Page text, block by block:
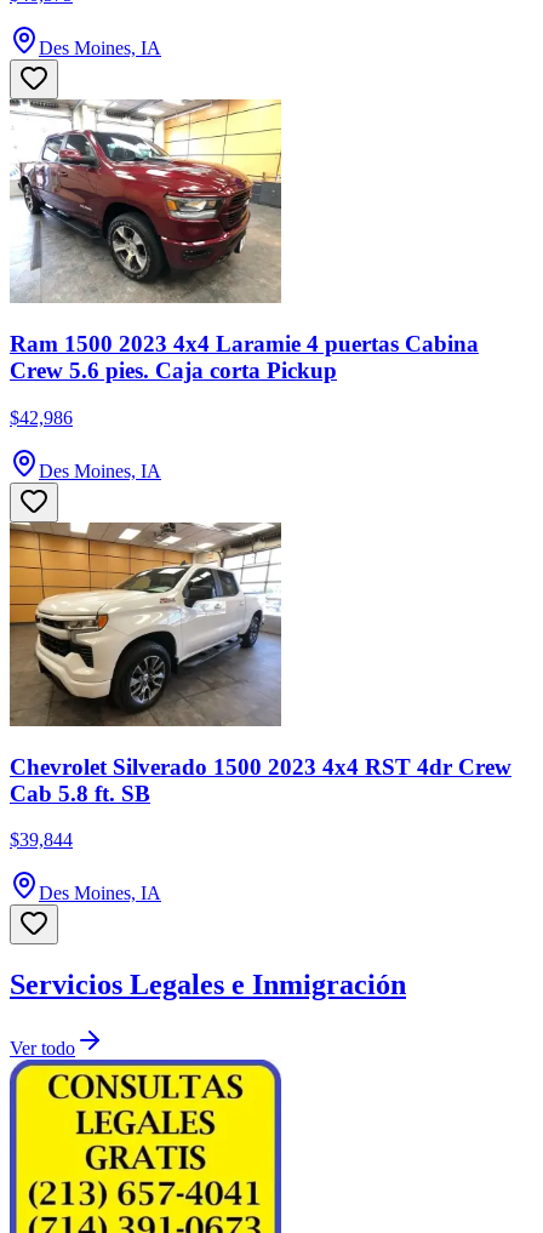
Des Moines, IA
Ram 1500 2023 4x4 Laramie 4 puertas Cabina
Crew 5.6 pies. Caja corta Pickup
$42,986
Des Moines, IA
Chevrolet Silverado 1500 2023 4x4 RST 4dr Crew
Cab 5.8 ft. SB
$39,844
Des Moines, IA
Servicios Legales e Inmigración
Ver todo